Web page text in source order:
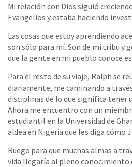
Mi relación con Dios siguió
Evangelios y estaba haciendo
Las cosas que estoy aprendiendo
son sólo para mí. Son de mi tribu y
que la gente en mi pueblo conoce
Para el resto de su viaje, Ralph se
diariamente, me caminando a
disciplinas de lo que significa tener
Ahora me encuentro con un
estudiantil en la Universidad de
aldea en Nigeria que les diga cómo
Ruego para que muchas almas a
vida llegaría al pleno conocimiento